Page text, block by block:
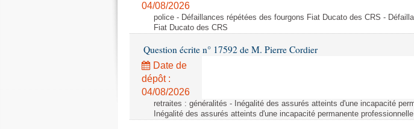
04/08/2026
police - Défaillances répétées des fourgons Fiat Ducato des CRS -
Fiat Ducato des CRS
Question écrite n° 17592 de M. Pierre Cordier
Date de
dépôt :
04/08/2026
retraites : généralités - Inégalité des assurés atteints d'une incapacité
Inégalité des assurés atteints d'une incapacité permanente professionnelle